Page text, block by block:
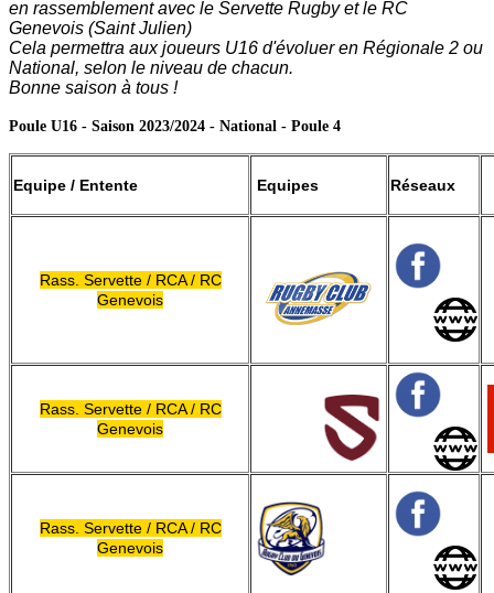
en rassemblement avec le Servette Rugby et le RC
Genevois (Saint Julien)
Cela permettra aux joueurs U16 d'évoluer en Régionale 2 ou
National, selon le niveau de chacun.
Bonne saison à tous !
Poule U16 - Saison 2023/2024 - National - Poule 4
Equipe / Entente Equipes Réseaux
Rass. Servette / RCA / RC
Genevois
Rass. Servette / RCA / RC
Genevois
Rass. Servette / RCA / RC
Genevois